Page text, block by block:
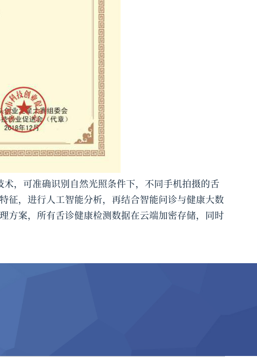
，可准确识别自然光照条件下，不同手机拍摄的舌
征， 进行人工智能分析，再结合智能问诊与健康大数
方案，所有舌诊健康检测数据在云端加密存储，同时